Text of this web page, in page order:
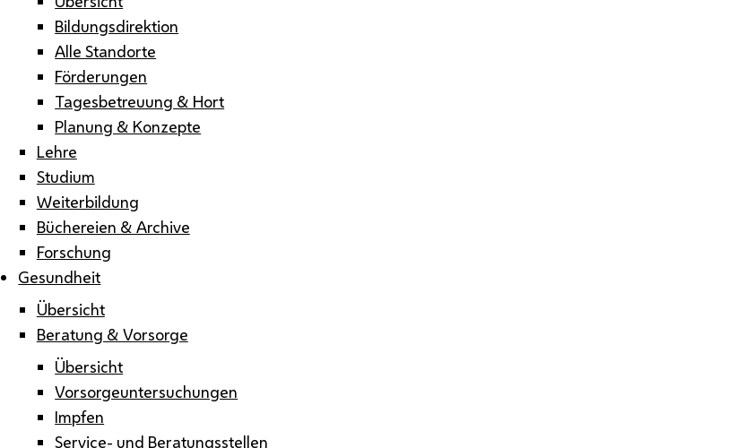
Bildungsdirektion
Alle Standorte
Förderungen
Tagesbetreuung & Hort
Planung & Konzepte
Lehre
Studium
Weiterbildung
Büchereien & Archive
Forschung
Gesundheit
Übersicht
Beratung & Vorsorge
Übersicht
Vorsorgeuntersuchungen
Impfen
Service- und Beratungsstellen